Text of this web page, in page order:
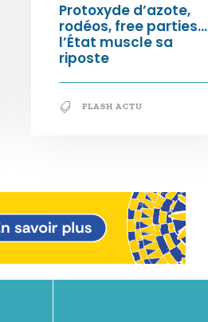
Protoxyde d’azote,
rodéos, free parties…
l’État muscle sa
riposte
FLASH ACTU